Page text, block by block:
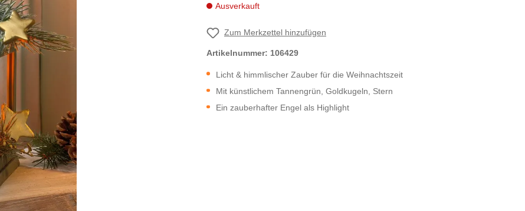
Ausverkauft
Zum Merkzettel hinzufügen
Artikelnummer: 106429
Licht & himmlischer Zauber für die Weihnachtszeit
Mit künstlichem Tannengrün, Goldkugeln, Stern
Ein zauberhafter Engel als Highlight